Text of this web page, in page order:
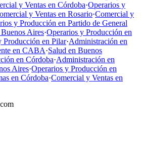
y Ventas en Córdoba·Operarios y
y Ventas en Rosario·Comercial y
y Producción en Partido de General
Aires·Operarios y Producción en
Producción en Pilar·Administración en
en CABA·Salud en Buenos
en Córdoba·Administración en
Aires·Operarios y Producción en
en Córdoba·Comercial y Ventas en